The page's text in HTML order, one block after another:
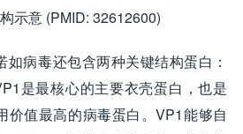
示意 (PMID: 32612600)
病毒还包含两种关键结构蛋白：
是最核心的主要衣壳蛋白，也是
价值最高的病毒蛋白。VP1能够自